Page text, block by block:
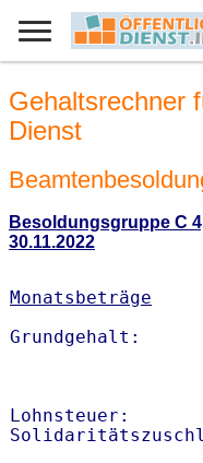
Gehaltsrechner
Dienst
Besoldungsgruppe C
30.11.2022
Monatsbeträge
Lohnsteuer: